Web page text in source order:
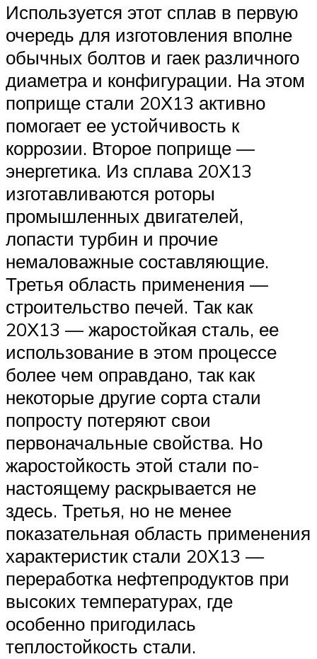
Используется этот сплав в первую
очередь для изготовления вполне
обычных болтов и гаек различного
диаметра и конфигурации. На этом
поприще стали 20Х13 активно
помогает ее устойчивость к
коррозии. Второе поприще —
энергетика. Из сплава 20Х13
изготавливаются роторы
промышленных двигателей,
лопасти турбин и прочие
немаловажные составляющие.
Третья область применения —
строительство печей. Так как
20Х13 — жаростойкая сталь, ее
использование в этом процессе
более чем оправдано, так как
некоторые другие сорта стали
попросту потеряют свои
первоначальные свойства. Но
жаростойкость этой стали по-
настоящему раскрывается не
здесь. Третья, но не менее
показательная область применения
характеристик стали 20Х13 —
переработка нефтепродуктов при
высоких температурах, где
особенно пригодилась
теплостойкость стали.